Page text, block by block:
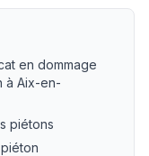
en dommage
à Aix-en-
piétons